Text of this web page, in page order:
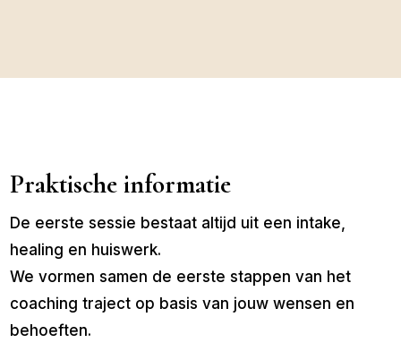
Praktische informatie
De eerste sessie bestaat altijd uit een intake,
healing en huiswerk.
We vormen samen de eerste stappen van het
coaching traject op basis van jouw wensen en
behoeften.